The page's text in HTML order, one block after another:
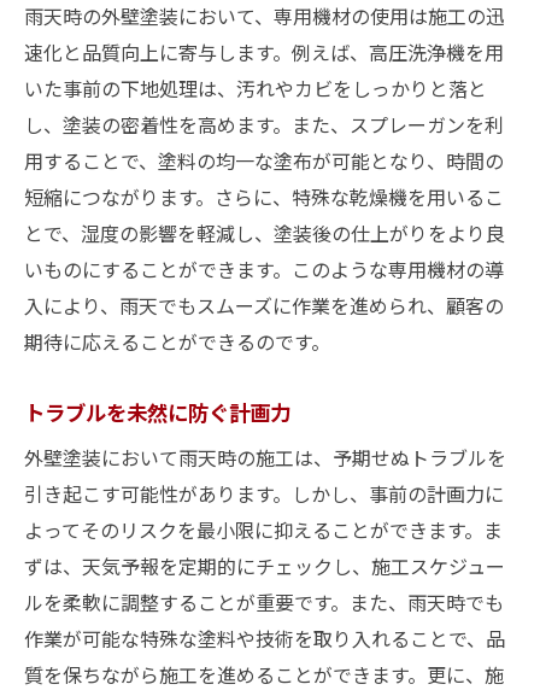
雨天時の外壁塗装において、専用機材の使用は施工の迅
速化と品質向上に寄与します。例えば、高圧洗浄機を用
いた事前の下地処理は、汚れやカビをしっかりと落と
し、塗装の密着性を高めます。また、スプレーガンを利
用することで、塗料の均一な塗布が可能となり、時間の
短縮につながります。さらに、特殊な乾燥機を用いるこ
とで、湿度の影響を軽減し、塗装後の仕上がりをより良
いものにすることができます。このような専用機材の導
入により、雨天でもスムーズに作業を進められ、顧客の
期待に応えることができるのです。
トラブルを未然に防ぐ計画力
外壁塗装において雨天時の施工は、予期せぬトラブルを
引き起こす可能性があります。しかし、事前の計画力に
よってそのリスクを最小限に抑えることができます。ま
ずは、天気予報を定期的にチェックし、施工スケジュー
ルを柔軟に調整することが重要です。また、雨天時でも
作業が可能な特殊な塗料や技術を取り入れることで、品
質を保ちながら施工を進めることができます。更に、施